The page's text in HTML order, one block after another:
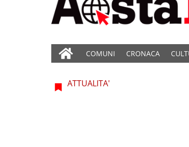
COMUNI CRONACA
ATTUALITA'